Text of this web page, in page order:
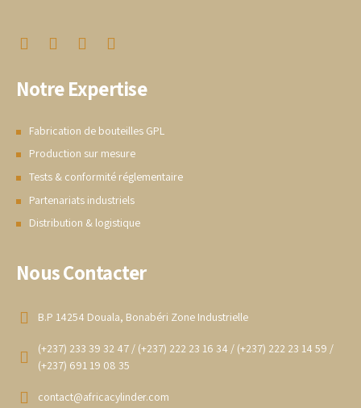
Notre Expertise
Fabrication de bouteilles GPL
Production sur mesure
Tests & conformité réglementaire
Partenariats industriels
Distribution & logistique
Nous Contacter
B.P 14254 Douala, Bonabéri Zone Industrielle
(+237) 233 39 32 47 / (+237) 222 23 16 34 / (+237) 222 23 14 59 /
(+237) 691 19 08 35
contact@africacylinder.com